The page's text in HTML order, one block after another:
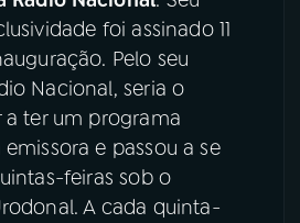
foi assinado 11
Pelo seu
Nacional, seria o
ter um programa
e passou a se
feiras sob o
A cada quinta-